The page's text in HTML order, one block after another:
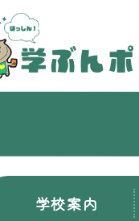
学校案内